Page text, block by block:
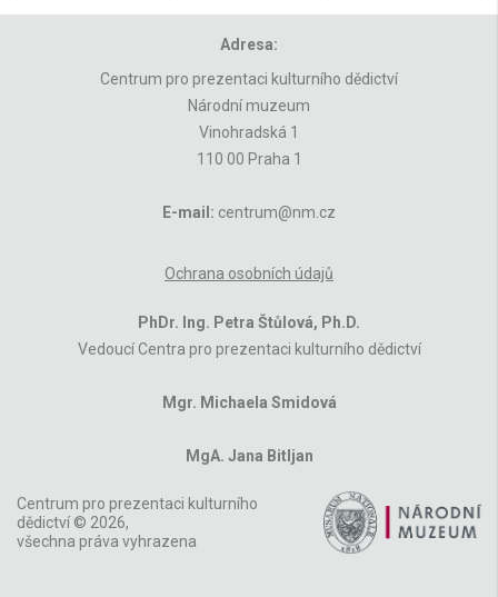
Adresa:
Centrum pro prezentaci kulturního dědictví
Národní muzeum
Vinohradská 1
110 00 Praha 1
E-mail: centrum@nm.cz
Ochrana osobních údajů
PhDr. Ing. Petra Štůlová, Ph.D.
Vedoucí Centra pro prezentaci kulturního dědictví
Mgr. Michaela Smidová
MgA. Jana Bitljan
Centrum pro prezentaci kulturního
dědictví © 2026,
všechna práva vyhrazena